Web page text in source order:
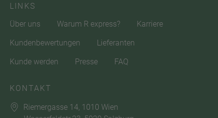
LINKS
Über uns
Warum R express? Karriere
Kundenbewertungen Lieferanten
Kunde werden Presse FAQ
KONTAKT
Riemergasse 14, 1010 Wien